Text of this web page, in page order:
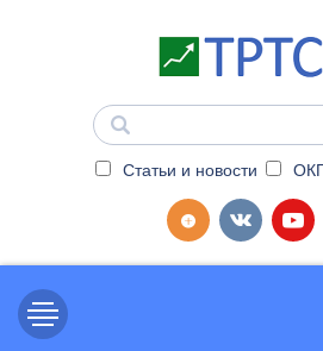
Статьи и новости